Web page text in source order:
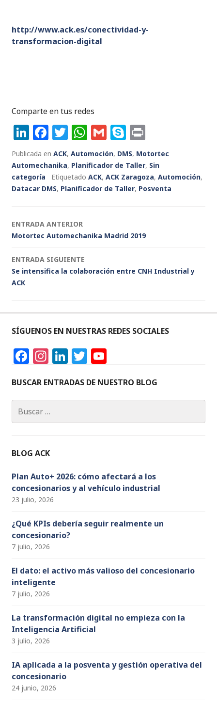
http://www.ack.es/conectividad-y-
transformacion-digital
Comparte en tus redes
Li
n
k
e
dI
F
a
c
e
b
o
k
T
w
it
te
r
W
h
a
ts
A
G
m
ai
l
S
k
y
p
e
ri
n
t
Publicada en ACK, Automoción, DMS, Motortec
Automechanika, Planificador de Taller, Sin
categoría
Etiquetado ACK, ACK Zaragoza, Automoción,
Datacar DMS, Planificador de Taller, Posventa
Navegación
entradas
ENTRADA ANTERIOR
Motortec Automechanika Madrid 2019
ENTRADA SIGUIENTE
Se intensifica la colaboración entre CNH Industrial y
ACK
SÍGUENOS EN NUESTRAS REDES SOCIALES
F
c
e
b
o
In
a
g
ra
Li
k
e
dI
T
it
te
r
u
T
u
h
a
n
BUSCAR ENTRADAS DE NUESTRO BLOG
BLOG ACK
Plan Auto+ 2026: cómo afectará a los
concesionarios y al vehículo industrial
23 julio, 2026
¿Qué KPIs debería seguir realmente un
concesionario?
7 julio, 2026
El dato: el activo más valioso del concesionario
inteligente
7 julio, 2026
La transformación digital no empieza con la
Inteligencia Artificial
3 julio, 2026
IA aplicada a la posventa y gestión operativa del
concesionario
24 junio, 2026